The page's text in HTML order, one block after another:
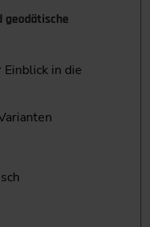
geodätische
in die